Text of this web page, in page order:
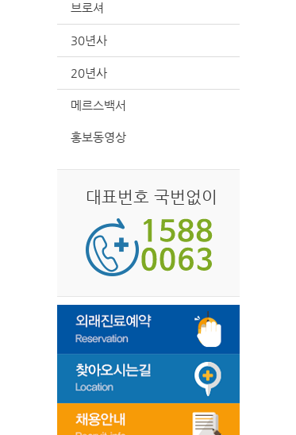
브로셔
30년사
20년사
메르스백서
홍보동영상
대표번호 국번없이